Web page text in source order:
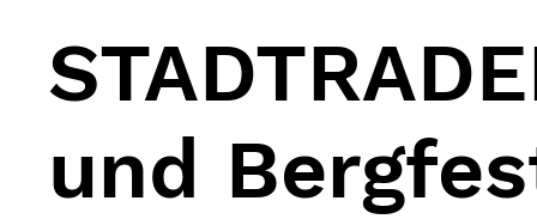
und